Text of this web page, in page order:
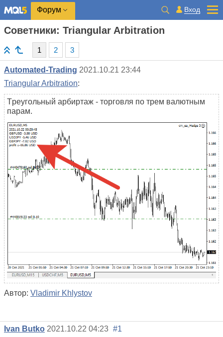
Форум Вход
Советники: Triangular Arbitration
1 2 3
Automated-Trading 2021.10.21 23:44
Triangular Arbitration:
Tреугольный арбиртаж - торговля по трем валютным
парам.
Автор: Vladimir Khlystov
Ivan Butko 2021.10.22 04:23 #1